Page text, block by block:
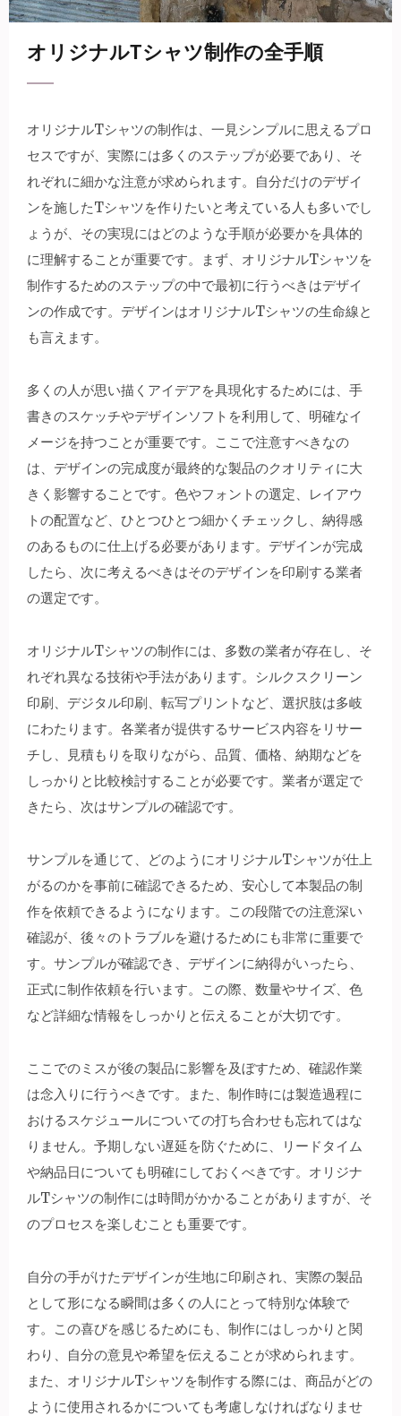
オリジナルTシャツ制作の全手順
オリジナルTシャツの制作は、一見シンプルに思えるプロ
セスですが、実際には多くのステップが必要であり、そ
れぞれに細かな注意が求められます。
自分だけのデザイ
ンを施したTシャツを作りたいと考えている人も多いでし
ょうが、その実現にはどのような手順が必要かを具体的
に理解することが重要です。まず、オリジナルTシャツを
制作するためのステップの中で最初に行うべきはデザイ
ンの作成です。デザインはオリジナルTシャツの生命線と
も言えます。
多くの人が思い描くアイデアを具現化するためには、手
書きのスケッチやデザインソフトを利用して、明確なイ
メージを持つことが重要です。ここで注意すべきなの
は、デザインの完成度が最終的な製品のクオリティに大
きく影響することです。色やフォントの選定、レイアウ
トの配置など、ひとつひとつ細かくチェックし、納得感
のあるものに仕上げる必要があります。デザインが完成
したら、次に考えるべきはそのデザインを印刷する業者
の選定です。
オリジナルTシャツの制作には、多数の業者が存在し、そ
れぞれ異なる技術や手法があります。シルクスクリーン
印刷、デジタル印刷、転写プリントなど、選択肢は多岐
にわたります。各業者が提供するサービス内容をリサー
チし、見積もりを取りながら、品質、価格、納期などを
しっかりと比較検討することが必要です。業者が選定で
きたら、次はサンプルの確認です。
サンプルを通じて、どのようにオリジナルTシャツが仕上
がるのかを事前に確認できるため、安心して本製品の制
作を依頼できるようになります。この段階での注意深い
確認が、後々のトラブルを避けるためにも非常に重要で
す。サンプルが確認でき、デザインに納得がいったら、
正式に制作依頼を行います。この際、数量やサイズ、色
など詳細な情報をしっかりと伝えることが大切です。
ここでのミスが後の製品に影響を及ぼすため、確認作業
は念入りに行うべきです。また、制作時には製造過程に
おけるスケジュールについての打ち合わせも忘れてはな
りません。予期しない遅延を防ぐために、リードタイム
や納品日についても明確にしておくべきです。オリジナ
ルTシャツの制作には時間がかかることがありますが、そ
のプロセスを楽しむことも重要です。
自分の手がけたデザインが生地に印刷され、実際の製品
として形になる瞬間は多くの人にとって特別な体験で
す。この喜びを感じるためにも、制作にはしっかりと関
わり、自分の意見や希望を伝えることが求められます。
また、オリジナルTシャツを制作する際には、商品がどの
ように使用されるかについても考慮しなければなりませ